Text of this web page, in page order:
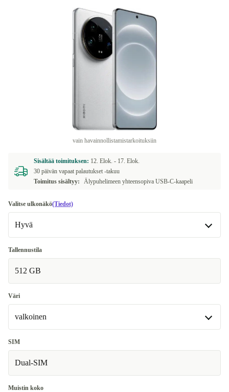
vain havainnollistamistarkoituksiin
Sisältää toimituksen: 12. Elok. - 17. Elok.
30 päivän vapaat palautukset -takuu
Toimitus sisältyy:
Älypuhelimeen yhteensopiva USB-C-kaapeli
Valitse ulkonäkö(Tiedot)
Hyvä
Hyvä
Erittäin hyvä
Erinomainen
Tallennustila
512 GB
Väri
valkoinen
musta
valkoinen
SIM
Dual-SIM
Muistin koko